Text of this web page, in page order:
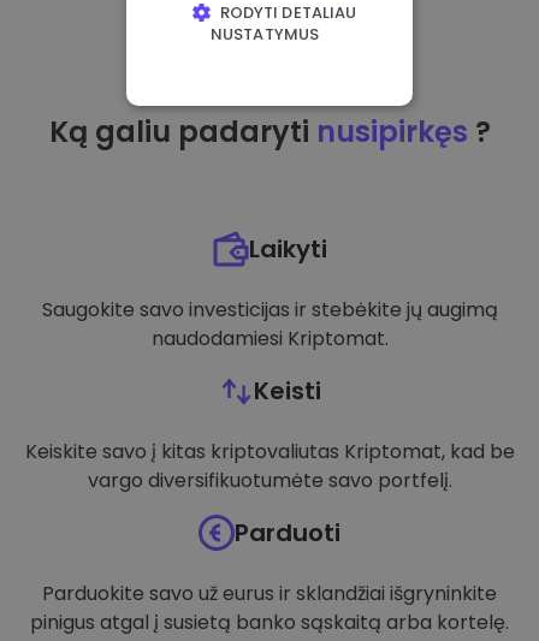
Ką galiu padaryti nusipirkęs ?
Laikyti
Saugokite savo investicijas ir stebėkite jų augimą
naudodamiesi Kriptomat.
Keisti
Keiskite savo į kitas kriptovaliutas Kriptomat, kad be
vargo diversifikuotumėte savo portfelį.
Parduoti
Parduokite savo už eurus ir sklandžiai išgryninkite
pinigus atgal į susietą banko sąskaitą arba kortelę.
RODYTI DETALIAU
NUSTATYMUS
VEIKIMĄ GERINANTYS